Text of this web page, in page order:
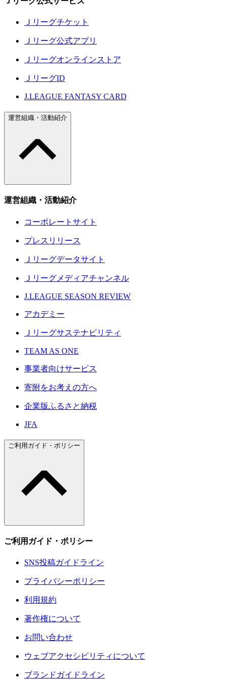
Ｊリーグチケット
Ｊリーグ公式アプリ
Ｊリーグオンラインストア
ＪリーグID
J.LEAGUE FANTASY CARD
運営組織・活動紹介
運営組織・活動紹介
コーポレートサイト
プレスリリース
Ｊリーグデータサイト
Ｊリーグメディアチャンネル
J.LEAGUE SEASON REVIEW
アカデミー
Ｊリーグサステナビリティ
TEAM AS ONE
事業者向けサービス
寄附をお考えの方へ
企業版ふるさと納税
JFA
ご利用ガイド・ポリシー
ご利用ガイド・ポリシー
SNS投稿ガイドライン
プライバシーポリシー
利用規約
著作権について
お問い合わせ
ウェブアクセシビリティについて
ブランドガイドライン